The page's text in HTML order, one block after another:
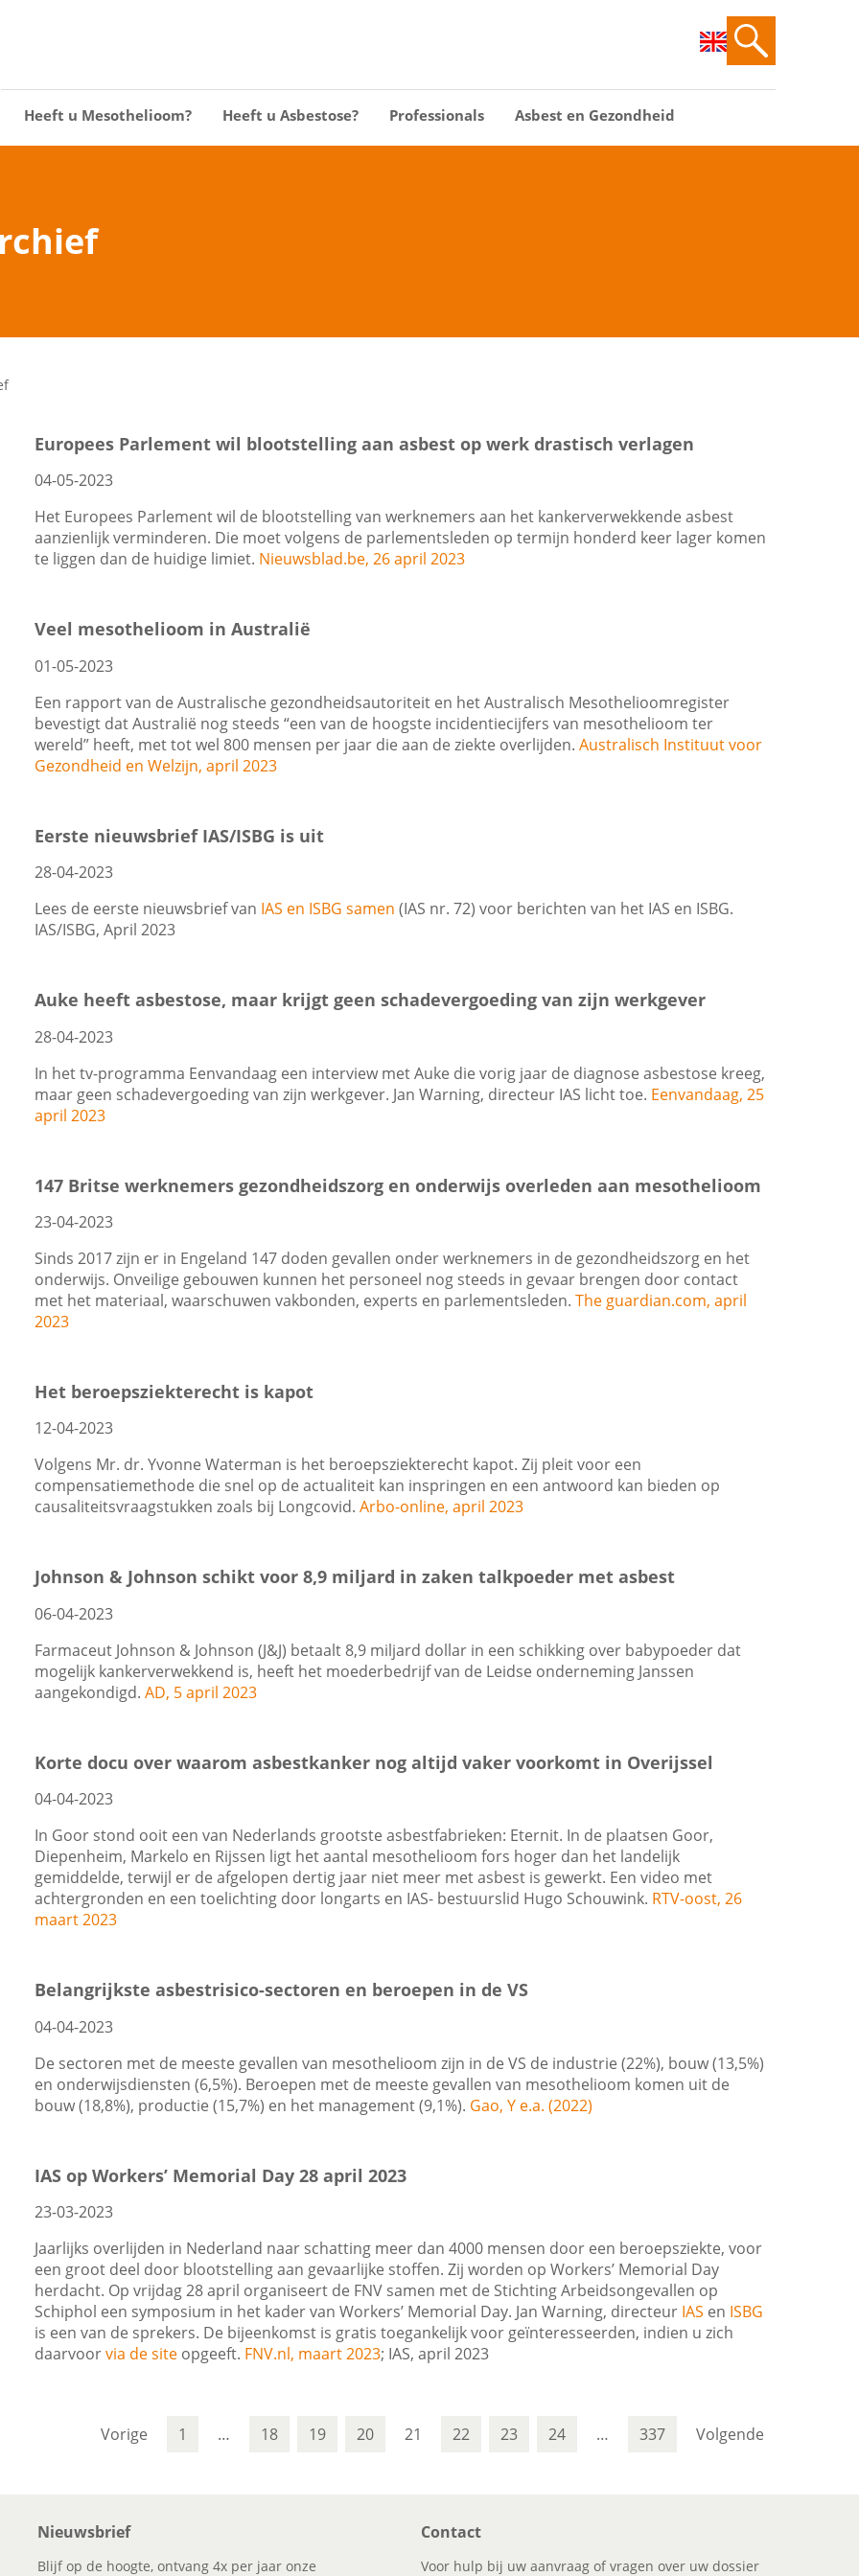
Heeft u Mesothelioom? Heeft u Asbestose? Professionals Asbest en Gezondheid
Europees Parlement wil blootstelling aan asbest op werk drastisch verlagen
04-05-2023
Het Europees Parlement wil de blootstelling van werknemers aan het kankerverwekkende asbest
aanzienlijk verminderen. Die moet volgens de parlementsleden op termijn honderd keer lager komen
te liggen dan de huidige limiet. Nieuwsblad.be, 26 april 2023
Veel mesothelioom in Australië
01-05-2023
Een rapport van de Australische gezondheidsautoriteit en het Australisch Mesothelioomregister
bevestigt dat Australië nog steeds “een van de hoogste incidentiecijfers van mesothelioom ter
wereld” heeft, met tot wel 800 mensen per jaar die aan de ziekte overlijden. Australisch Instituut voor
Gezondheid en Welzijn, april 2023
Eerste nieuwsbrief IAS/ISBG is uit
28-04-2023
Lees de eerste nieuwsbrief van IAS en ISBG samen (IAS nr. 72) voor berichten van het IAS en ISBG.
IAS/ISBG, April 2023
Auke heeft asbestose, maar krijgt geen schadevergoeding van zijn werkgever
28-04-2023
In het tv-programma Eenvandaag een interview met Auke die vorig jaar de diagnose asbestose kreeg,
maar geen schadevergoeding van zijn werkgever. Jan Warning, directeur IAS licht toe. Eenvandaag, 25
april 2023
147 Britse werknemers gezondheidszorg en onderwijs overleden aan mesothelioom
23-04-2023
Sinds 2017 zijn er in Engeland 147 doden gevallen onder werknemers in de gezondheidszorg en het
onderwijs. Onveilige gebouwen kunnen het personeel nog steeds in gevaar brengen door contact
met het materiaal, waarschuwen vakbonden, experts en parlementsleden. The guardian.com, april
2023
Het beroepsziekterecht is kapot
12-04-2023
Volgens Mr. dr. Yvonne Waterman is het beroepsziekterecht kapot. Zij pleit voor een
compensatiemethode die snel op de actualiteit kan inspringen en een antwoord kan bieden op
causaliteitsvraagstukken zoals bij Longcovid. Arbo-online, april 2023
Johnson & Johnson schikt voor 8,9 miljard in zaken talkpoeder met asbest
06-04-2023
Farmaceut Johnson & Johnson (J&J) betaalt 8,9 miljard dollar in een schikking over babypoeder dat
mogelijk kankerverwekkend is, heeft het moederbedrijf van de Leidse onderneming Janssen
aangekondigd. AD, 5 april 2023
Korte docu over waarom asbestkanker nog altijd vaker voorkomt in Overijssel
04-04-2023
In Goor stond ooit een van Nederlands grootste asbestfabrieken: Eternit. In de plaatsen Goor,
Diepenheim, Markelo en Rijssen ligt het aantal mesothelioom fors hoger dan het landelijk
gemiddelde, terwijl er de afgelopen dertig jaar niet meer met asbest is gewerkt. Een video met
achtergronden en een toelichting door longarts en IAS- bestuurslid Hugo Schouwink. RTV-oost, 26
maart 2023
Belangrijkste asbestrisico-sectoren en beroepen in de VS
04-04-2023
De sectoren met de meeste gevallen van mesothelioom zijn in de VS de industrie (22%), bouw (13,5%)
en onderwijsdiensten (6,5%). Beroepen met de meeste gevallen van mesothelioom komen uit de
bouw (18,8%), productie (15,7%) en het management (9,1%). Gao, Y e.a. (2022)
IAS op Workers’ Memorial Day 28 april 2023
23-03-2023
Jaarlijks overlijden in Nederland naar schatting meer dan 4000 mensen door een beroepsziekte, voor
een groot deel door blootstelling aan gevaarlijke stoffen. Zij worden op Workers’ Memorial Day
herdacht. Op vrijdag 28 april organiseert de FNV samen met de Stichting Arbeidsongevallen op
Schiphol een symposium in het kader van Workers’ Memorial Day. Jan Warning, directeur IAS en ISBG
is een van de sprekers. De bijeenkomst is gratis toegankelijk voor geïnteresseerden, indien u zich
daarvoorvia de siteopgeeft. FNV.nl, maart 2023; IAS, april 2023
Vorige 1 … 18 19 20 21 22 23 24 … 337 Volgende
Nieuwsbrief
Blijf op de hoogte, ontvang 4x per jaar onze
Contact
Voor hulp bij uw aanvraag of vragen over uw dossier